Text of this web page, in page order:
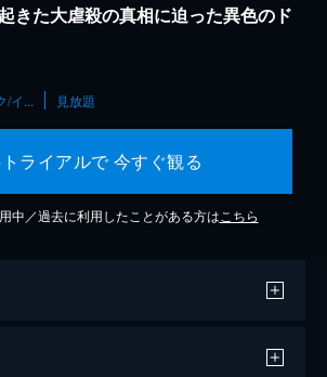
きた大虐殺の真相に迫った異色のド
/イ... 見放題
ライアルで 今すぐ観る
中／過去に利用したことがある方は こちら